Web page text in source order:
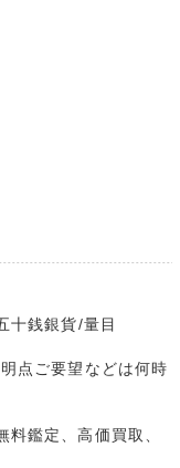
十銭銀貨/量目
点ご要望などは何時
鑑定、高価買取、